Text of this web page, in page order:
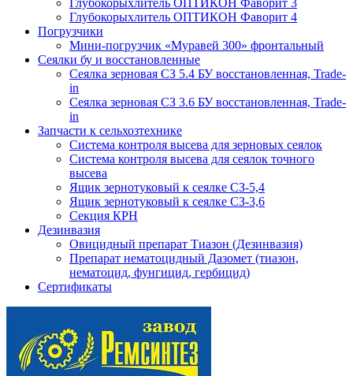
Глубокорыхлитель ОПТИКОН Фаворит 3
Глубокорыхлитель ОПТИКОН Фаворит 4
Погрузчики
Мини-погрузчик «Муравей 300» фронтальный
Сеялки бу и восстановленные
Сеялка зерновая СЗ 5.4 БУ восстановленная, Trade-
in
Сеялка зерновая СЗ 3.6 БУ восстановленная, Trade-
in
Запчасти к сельхозтехнике
Система контроля высева для зерновых сеялок
Система контроля высева для сеялок точного
высева
Ящик зернотуковый к сеялке СЗ-5,4
Ящик зернотуковый к сеялке СЗ-3,6
Секция КРН
Дезинвазия
Овицидный препарат Тиазон (Дезинвазия)
Препарат нематоцидный Дазомет (тиазон,
нематоцид, фунгицид, гербицид)
Сертификаты